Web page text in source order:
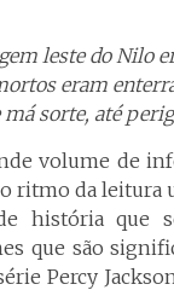
leste do Nilo
eram
má sorte, até
volume de
ritmo da leitura
história que
que são
Percy